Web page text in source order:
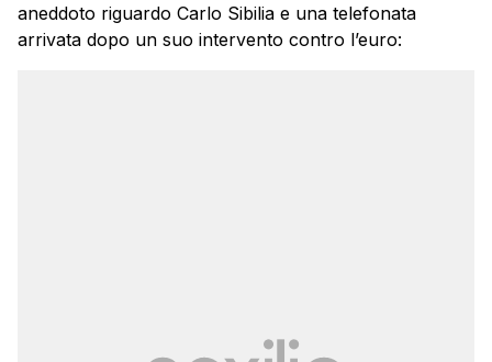
aneddoto riguardo Carlo Sibilia e una telefonata
arrivata dopo un suo intervento contro l’euro: